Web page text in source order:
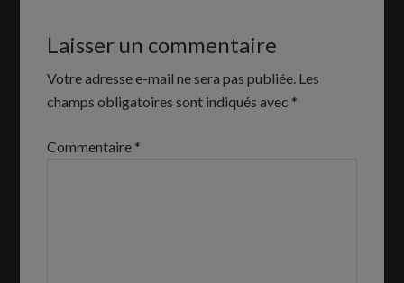
Laisser un commentaire
Votre adresse e-mail ne sera pas publiée. Les
champs obligatoires sont indiqués avec *
Commentaire *